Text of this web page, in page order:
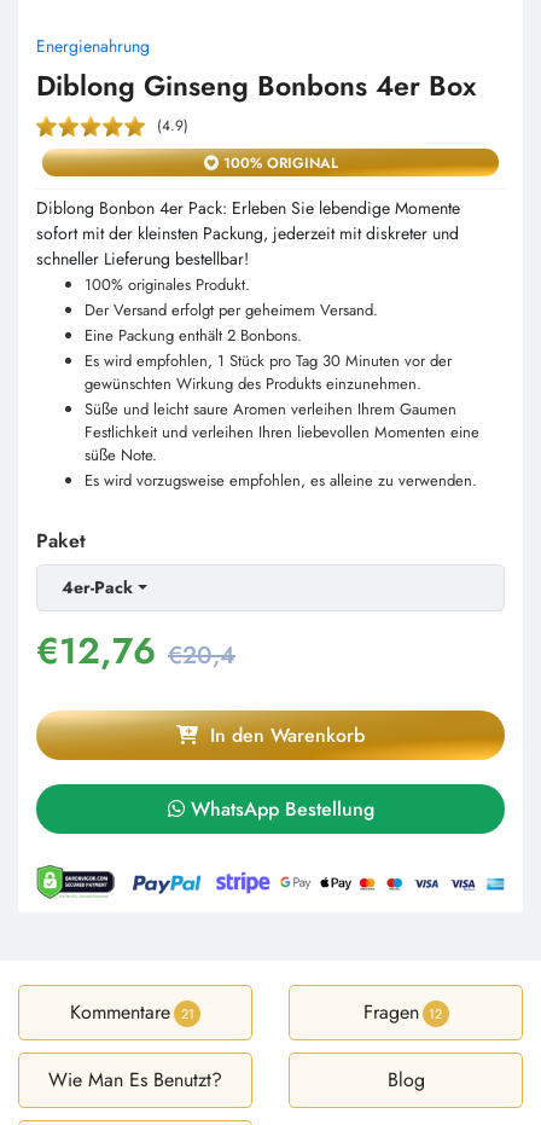
Energienahrung
Diblong Ginseng Bonbons 4er Box
(4.9)
100% ORIGINAL
Diblong Bonbon 4er Pack: Erleben Sie lebendige Momente
sofort mit der kleinsten Packung, jederzeit mit diskreter und
schneller Lieferung bestellbar!
100% originales Produkt.
Der Versand erfolgt per geheimem Versand.
Eine Packung enthält 2 Bonbons.
Es wird empfohlen, 1 Stück pro Tag 30 Minuten vor der
gewünschten Wirkung des Produkts einzunehmen.
Süße und leicht saure Aromen verleihen Ihrem Gaumen
Festlichkeit und verleihen Ihren liebevollen Momenten eine
süße Note.
Es wird vorzugsweise empfohlen, es alleine zu verwenden.
Paket
4er-Pack
€12,76 €20,4
In den Warenkorb
WhatsApp Bestellung
Kommentare 21 Fragen 12
Wie Man Es Benutzt? Blog